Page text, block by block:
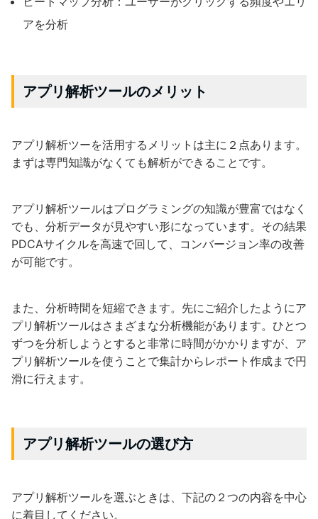
アを分析
アプリ解析ツールのメリット
アプリ解析ツーを活用するメリットは主に２点あります。
まずは専門知識がなくても解析ができることです。
アプリ解析ツールはプログラミングの知識が豊富ではなく
でも、分析データが見やすい形になっています。その結果
PDCAサイクルを高速で回して、コンバージョン率の改善
が可能です。
また、分析時間を短縮できます。先にご紹介したようにア
プリ解析ツールはさまざまな分析機能があります。ひとつ
ずつを分析しようとすると非常に時間がかかりますが、ア
プリ解析ツールを使うことで集計からレポート作成まで円
滑に行えます。
アプリ解析ツールの選び方
アプリ解析ツールを選ぶときは、下記の２つの内容を中心
に着目してください。